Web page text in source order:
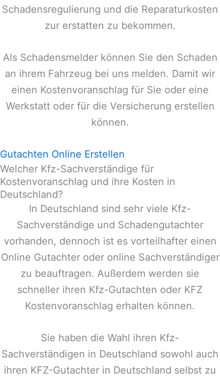
Schadensregulierung und die Reparaturkosten
zur erstatten zu bekommen.
Als Schadensmelder können Sie den Schaden
an ihrem Fahrzeug bei uns melden. Damit wir
einen Kostenvoranschlag für Sie oder eine
Werkstatt oder für die Versicherung erstellen
können.
Gutachten Online Erstellen
Welcher Kfz-Sachverständige für
Kostenvoranschlag und ihre Kosten in
Deutschland?
In Deutschland sind sehr viele Kfz-
Sachverständige und Schadengutachter
vorhanden, dennoch ist es vorteilhafter einen
Online Gutachter oder online Sachverständiger
zu beauftragen. Außerdem werden sie
schneller ihren Kfz-Gutachten oder KFZ
Kostenvoranschlag erhalten können.
Sie haben die Wahl ihren Kfz-
Sachverständigen in Deutschland sowohl auch
ihren KFZ-Gutachter in Deutschland selbst zu